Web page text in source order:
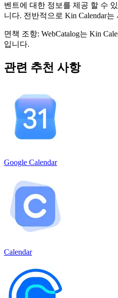
벤트에 대한 정보를 제공 할 수
니다. 전반적으로 Kin Calendar
면책 조항: WebCatalog는 Kin
입니다.
관련 추천 사항
Google Calendar
Calendar